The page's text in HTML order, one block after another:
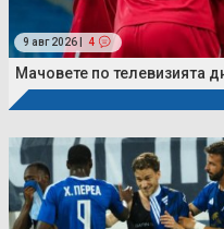
9 авг 2026 | 4
Мачовете по телевизията